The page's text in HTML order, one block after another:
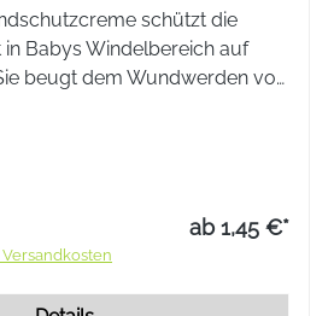
schützt die
Babys Windelbereich auf
beugt dem Wundwerden vor
bei gereizter und geröteter
Mandelöl und Sesamöl.
ab 1,45 €*
Versandkosten